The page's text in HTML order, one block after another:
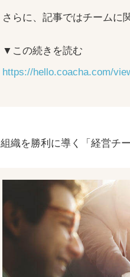
さらに、記事ではチームに
▼この続きを読む
https://hello.coacha.com/
組織を勝利に導く「経営チ